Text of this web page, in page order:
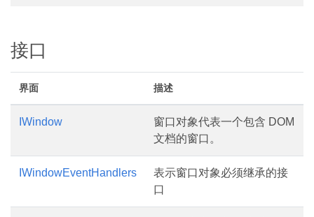
接口
界面 描述
IWindow
窗口对象代表一个包含 DOM
文档的窗口。
IWindowEventHandlers
表示窗口对象必须继承的接
口